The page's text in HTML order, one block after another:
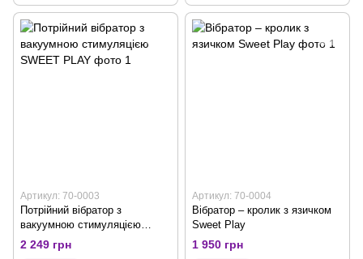
Артикул: 70-0003
Потрійний вібратор з
вакуумною стимуляцією
SWEET PLAY
2 249 грн
Артикул: 70-0004
Вібратор – кролик з язичком
Sweet Play
1 950 грн